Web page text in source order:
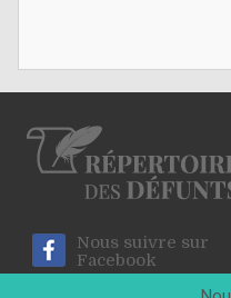
Nous suivre sur
Facebook